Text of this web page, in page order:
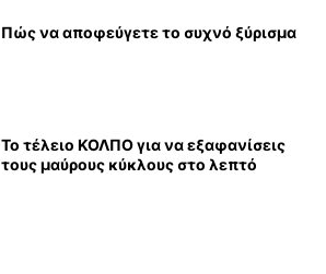
Πώς να αποφεύγετε το συχνό ξύρισμα
Το τέλειο ΚΟΛΠΟ για να εξαφανίσεις
τους μαύρους κύκλους στο λεπτό